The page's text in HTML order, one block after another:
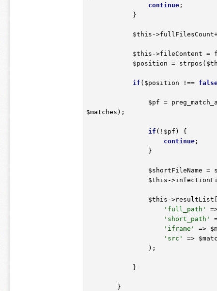
continue;
$this -
$this ->fileContent =
$position = strpos(
if ( $position !==
$pf =
$matches );
if (! $pf ) {
continue;
$shortFileName =
$this -
$this -
'full_path'
'short_path'
'iframe'
=>
'src'
=>